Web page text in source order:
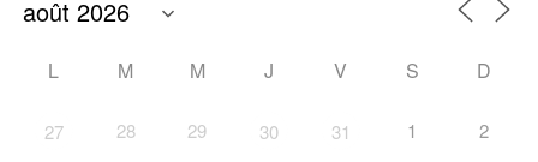
L M M J V S D
27 28 29 30 31 1 2